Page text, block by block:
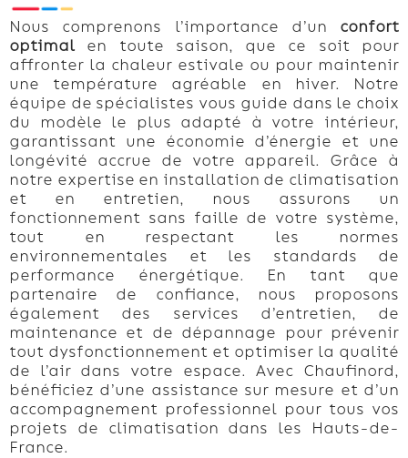
Nous comprenons l’importance d’un confort
optimal en toute saison, que ce soit pour
affronter la chaleur estivale ou pour maintenir
une température agréable en hiver. Notre
équipe de spécialistes vous guide dans le choix
du modèle le plus adapté à votre intérieur,
garantissant une économie d’énergie et une
longévité accrue de votre appareil. Grâce à
notre expertise en installation de climatisation
et en entretien, nous assurons un
fonctionnement sans faille de votre système,
tout en respectant les normes
environnementales et les standards de
performance énergétique. En tant que
partenaire de confiance, nous proposons
également des services d’entretien, de
maintenance et de dépannage pour prévenir
tout dysfonctionnement et optimiser la qualité
de l’air dans votre espace. Avec Chaufinord,
bénéficiez d’une assistance sur mesure et d’un
accompagnement professionnel pour tous vos
projets de climatisation dans les Hauts-de-
France.